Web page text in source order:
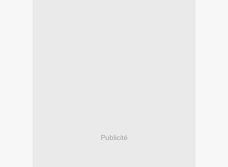
Publicité